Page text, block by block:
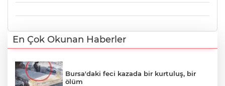
En Çok Okunan Haberler
Bursa'daki feci kazada bir kurtuluş, bir
ölüm